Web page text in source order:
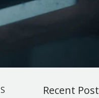
Recent Post